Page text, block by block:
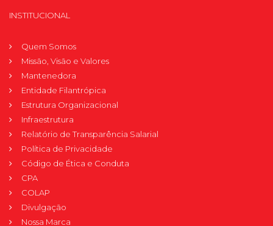
INSTITUCIONAL
Quem Somos
Missão, Visão e Valores
Mantenedora
Entidade Filantrópica
Estrutura Organizacional
Infraestrutura
Relatório de Transparência Salarial
Política de Privacidade
Código de Ética e Conduta
CPA
COLAP
Divulgação
Nossa Marca